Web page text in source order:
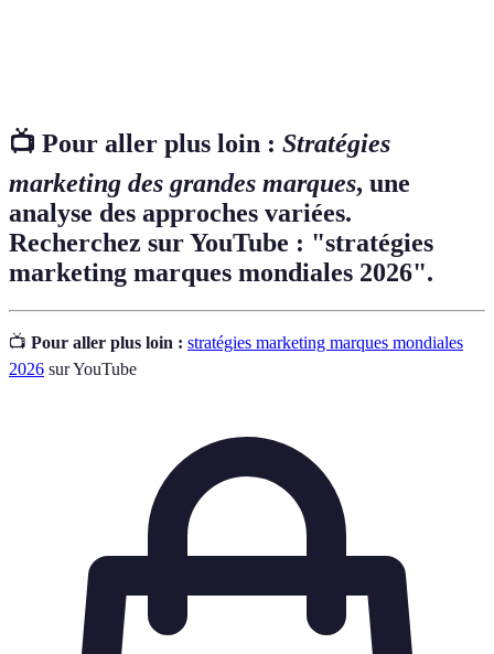
📺 Pour aller plus loin : Stratégies
marketing des grandes marques, une
analyse des approches variées.
Recherchez sur YouTube : "stratégies
marketing marques mondiales 2026".
📺 Pour aller plus loin : stratégies marketing marques mondiales
2026 sur YouTube